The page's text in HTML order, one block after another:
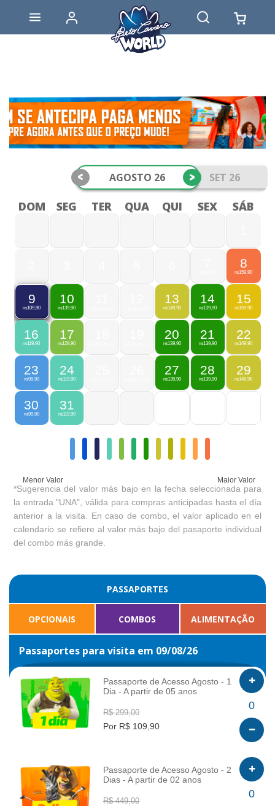
AGOSTO 26 SET 26
< >
DOM SEG TER QUA QUI SEX SÁB
8
R$159,90
9
R$109,90
10
R$139,90
13
R$149,90
14
R$139,90
15
R$159,90
16
R$119,90
17
R$129,90
20
R$139,90
21
R$139,90
22
R$149,90
23
R$99,90
24
R$119,90
27
R$139,90
28
R$139,90
29
R$149,90
30
R$99,90
31
R$119,90
Menor Valor Maior Valor
*Sugerencia del valor más bajo en la fecha seleccionada para
la entrada "UNA", válida para compras anticipadas hasta el día
anterior a la visita. En caso de combo, el valor aplicado en el
calendario se refiere al valor más bajo del pasaporte individual
del combo más grande.
PASSAPORTES
OPCIONAIS COMBOS ALIMENTAÇÃO
Passaportes para visita em 09/08/26
INFO
Passaporte de Acesso Agosto - 1
Dia - A partir de 05 anos
R$ 299,00
Por R$ 109,90
0
INFO
Passaporte de Acesso Agosto - 2
Dias - A partir de 02 anos
R$ 449,00
0